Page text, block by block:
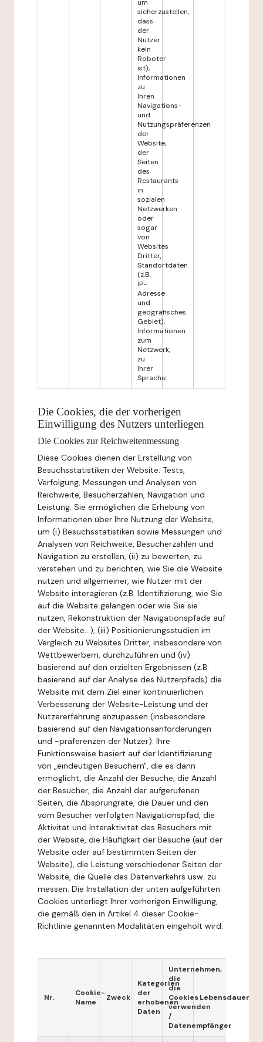
um
sicherzustellen,
dass
der
Nutzer
kein
Roboter
ist),
Informationen
zu
Ihren
Navigations-
und
Nutzungspräferenzen
der
Website,
der
Seiten
des
Restaurants
in
sozialen
Netzwerken
oder
sogar
von
Websites
Dritter,
Standortdaten
(z.B.
IP-
Adresse
und
geografisches
Gebiet),
Informationen
zum
Netzwerk,
zu
Ihrer
Sprache.
Die Cookies, die der vorherigen
Einwilligung des Nutzers unterliegen
Die Cookies zur Reichweitenmessung
Diese Cookies dienen der Erstellung von
Besuchsstatistiken der Website: Tests,
Verfolgung, Messungen und Analysen von
Reichweite, Besucherzahlen, Navigation und
Leistung. Sie ermöglichen die Erhebung von
Informationen über Ihre Nutzung der Website,
um (i) Besuchsstatistiken sowie Messungen und
Analysen von Reichweite, Besucherzahlen und
Navigation zu erstellen, (ii) zu bewerten, zu
verstehen und zu berichten, wie Sie die Website
nutzen und allgemeiner, wie Nutzer mit der
Website interagieren (z.B. Identifizierung, wie Sie
auf die Website gelangen oder wie Sie sie
nutzen, Rekonstruktion der Navigationspfade auf
der Website...), (iii) Positionierungsstudien im
Vergleich zu Websites Dritter, insbesondere von
Wettbewerbern, durchzuführen und (iv)
basierend auf den erzielten Ergebnissen (z.B.
basierend auf der Analyse des Nutzerpfads) die
Website mit dem Ziel einer kontinuierlichen
Verbesserung der Website-Leistung und der
Nutzererfahrung anzupassen (insbesondere
basierend auf den Navigationsanforderungen
und -präferenzen der Nutzer). Ihre
Funktionsweise basiert auf der Identifizierung
von „eindeutigen Besuchern", die es dann
ermöglicht, die Anzahl der Besuche, die Anzahl
der Besucher, die Anzahl der aufgerufenen
Seiten, die Absprungrate, die Dauer und den
vom Besucher verfolgten Navigationspfad, die
Aktivität und Interaktivität des Besuchers mit
der Website, die Häufigkeit der Besuche (auf der
Website oder auf bestimmten Seiten der
Website), die Leistung verschiedener Seiten der
Website, die Quelle des Datenverkehrs usw. zu
messen. Die Installation der unten aufgeführten
Cookies unterliegt Ihrer vorherigen Einwilligung,
die gemäß den in Artikel 4 dieser Cookie-
Richtlinie genannten Modalitäten eingeholt wird.
Nr.
Cookie-
Name
Zweck
Kategorien
der
erhobenen
Daten
Unternehmen,
die
die
Cookies
verwenden
/
Datenempfänger
Lebensdauer